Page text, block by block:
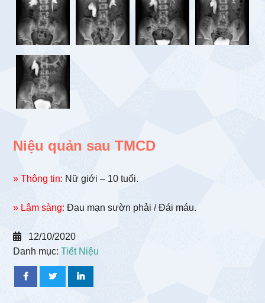
Niệu quản sau TMCD
» Thông tin: Nữ giới – 10 tuổi.
» Lâm sàng: Đau mạn sườn phải / Đái máu.
12/10/2020
Danh mục:Tiết Niệu